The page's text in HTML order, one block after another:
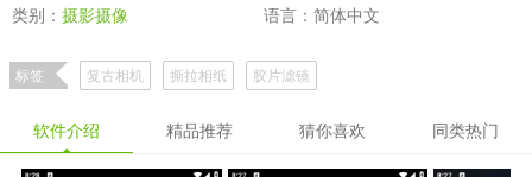
类别： 摄影摄像 语言：简体中文
标签 复古相机 撕拉相纸 胶片滤镜
软件介绍 精品推荐 猜你喜欢 同类热门